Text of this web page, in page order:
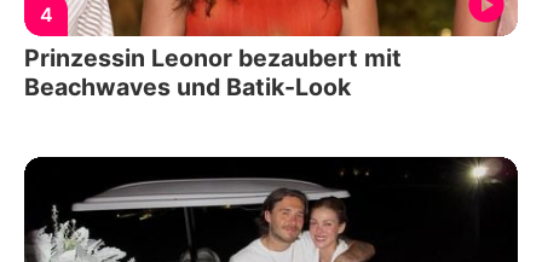
4
Prinzessin Leonor bezaubert mit
Beachwaves und Batik-Look